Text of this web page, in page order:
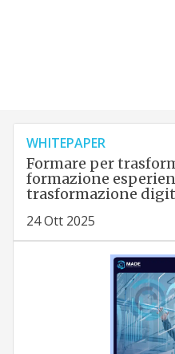
WHITEPAPER
Formare per
formazione
trasformazione
24 Ott 2025